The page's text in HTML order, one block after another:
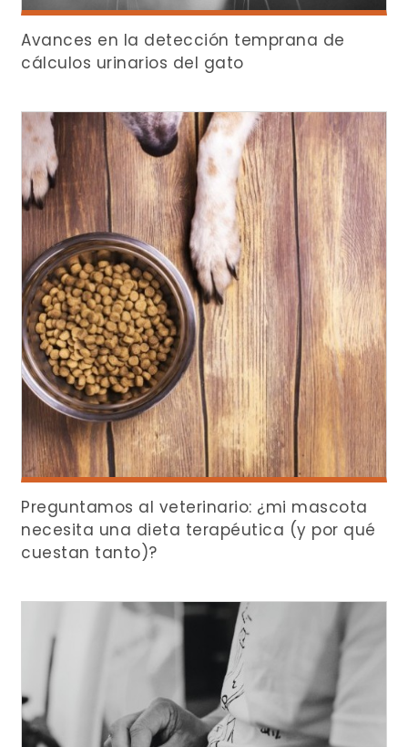
Avances en la detección temprana de
cálculos urinarios del gato
Preguntamos al veterinario: ¿mi mascota
necesita una dieta terapéutica (y por qué
cuestan tanto)?